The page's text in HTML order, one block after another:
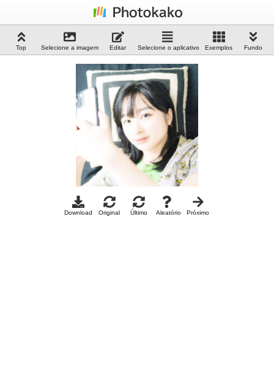
Top Selecione a imagem Editar Selecione o aplicativo Exemplos Fundo
Download Original Último Aleatório Próximo